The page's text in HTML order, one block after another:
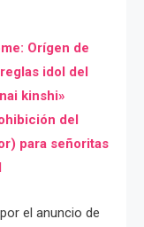
Orígen de
idol del
kinshi»
del
para señoritas
el anuncio de